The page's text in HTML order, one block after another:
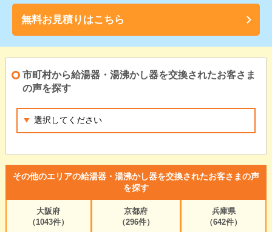
無料お見積りはこちら
市町村から給湯器・湯沸かし器を交換されたお客さま
の声を探す
その他のエリアの給湯器・湯沸かし器を交換されたお客さまの声
を探す
大阪府
（1043件）
京都府
（296件）
兵庫県
（642件）